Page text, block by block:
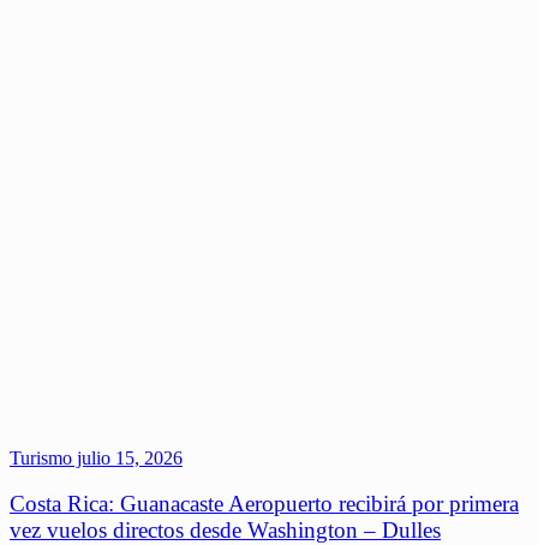
Turismo julio 15, 2026
Costa Rica: Guanacaste Aeropuerto recibirá por primera
vez vuelos directos desde Washington – Dulles